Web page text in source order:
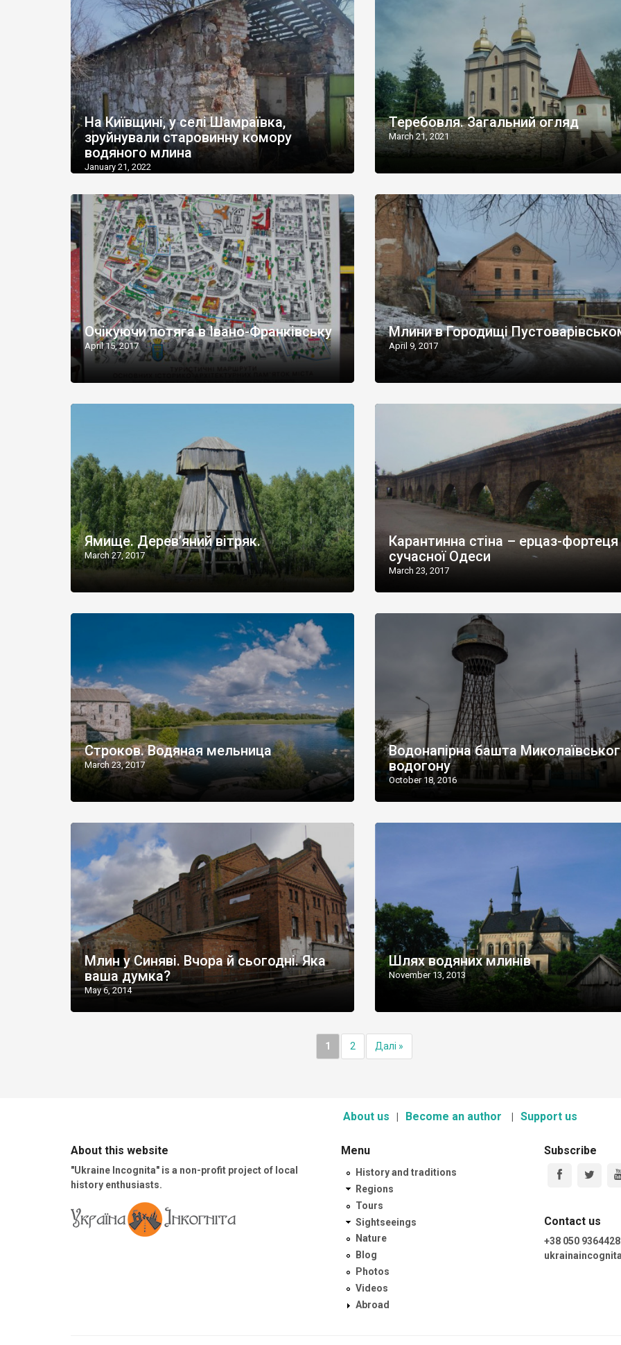
На Київщині, у селі Шамраївка,
зруйнували старовинну комору
водяного млина
January 21, 2022
Теребовля. Загальний огляд
March 21, 2021
Очікуючи потяга в Івано-Франківську
April 15, 2017
Млини в Городищі
April 9, 2017
Ямище. Дерев’яний вітряк.
March 27, 2017
Карантинна стіна – ерцаз-фортеця
сучасної Одеси
March 23, 2017
Строков. Водяная мельница
March 23, 2017
Водонапірна башта
водогону
October 18, 2016
Млин у Синяві. Вчора й сьогодні. Яка
ваша думка?
May 6, 2014
Шлях водяних млинів
November 13, 2013
1 2 Далі »
About us Become an author Support us
About this website
"Ukraine Incognita" is a non-profit project of local
history enthusiasts.
Menu
History and traditions
Regions
Tours
Sightseeings
Nature
Blog
Photos
Videos
Abroad
Subscribe
Contact us
+38 050 9364428